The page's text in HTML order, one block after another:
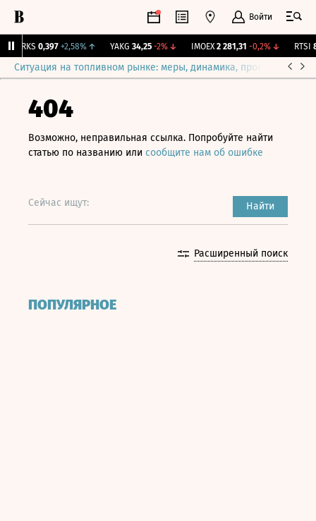
Войти
MRKS 0,397 +2,58%↑ YAKG 34,25 -2%↓ IMOEX 2 281,31 -0,2%↓ RTSI
Ситуация на топливном рынке: меры, динамика, прогнозы
404
Возможно, неправильная ссылка. Попробуйте найти
статью по названию или сообщите нам об ошибке
Сейчас ищут: Найти
Расширенный поиск
ПОПУЛЯРНОЕ